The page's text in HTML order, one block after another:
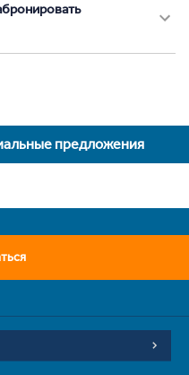
предложения